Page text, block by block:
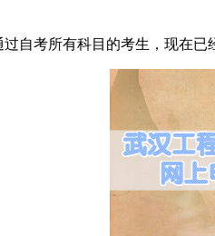
自考所有科目的考生，现在